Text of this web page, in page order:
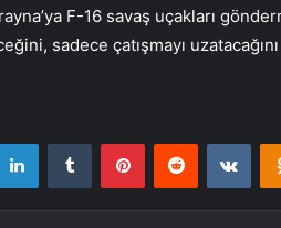
F-16 savaş uçakları
sadece çatışmayı uzatacağını
LinkedInTumblr PinterestReddit